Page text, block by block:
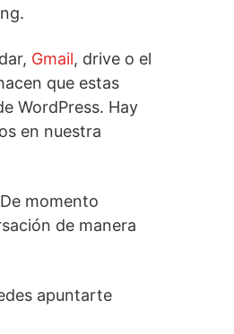
Gmail, drive o el
que estas
WordPress. Hay
en nuestra
momento
de manera
apuntarte